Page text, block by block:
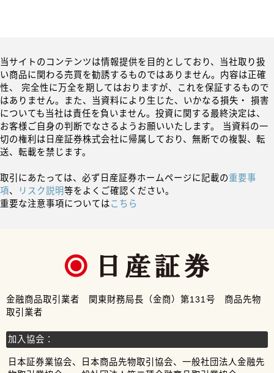
当サイトのコンテンツは情報提供を目的としており、当社取り扱
い商品に関わる売買を勧誘するものではありません。内容は正確
性、 完全性に万全を期してはおりますが、これを保証するもので
はありません。また、当資料により生じた、いかなる損失・ 損害
についても当社は責任を負いません。投資に関する最終決定は、
お客様ご自身の判断でなさるようお願いいたします。 当資料の一
切の権利は日産証券株式会社に帰属しており、無断での複製、転
送、転載を禁じます。
取引にあたっては、必ず日産証券ホームページに記載の重要事
項、 リスク説明等をよくご確認ください。
重要な注意事項についてはこちら
金融商品取引業者 関東財務局長（金商）第131号 商品先物
取引業者
加入協会：
日本証券業協会、日本商品先物取引協会、一般社団法人金融先